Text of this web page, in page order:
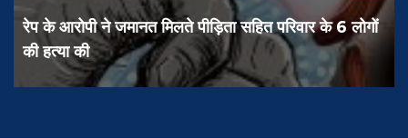
रेप के आरोपी ने जमानत मिलते पीड़िता सहित परिवार के 6 लोगों
की हत्या की